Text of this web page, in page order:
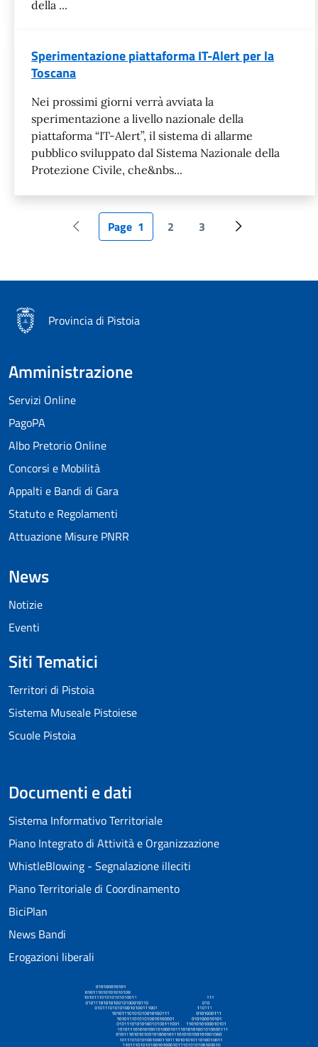
della ...
Sperimentazione piattaforma IT-Alert per la
Toscana
Nei prossimi giorni verrà avviata la
sperimentazione a livello nazionale della
piattaforma “IT-Alert”, il sistema di allarme
pubblico sviluppato dal Sistema Nazionale della
Protezione Civile, che&nbs...
Pagina precedente
Pagina attuale
Page 1 Page
2 Page
3 Pagina
Provincia di Pistoia
Amministrazione
Servizi Online
PagoPA
Albo Pretorio Online
Concorsi e Mobilità
Appalti e Bandi di Gara
Statuto e Regolamenti
Attuazione Misure PNRR
News
Notizie
Eventi
Siti Tematici
Territori di Pistoia
Sistema Museale Pistoiese
Scuole Pistoia
Documenti e dati
Sistema Informativo Territoriale
Piano Integrato di Attività e Organizzazione
WhistleBlowing - Segnalazione illeciti
Piano Territoriale di Coordinamento
BiciPlan
News Bandi
Erogazioni liberali